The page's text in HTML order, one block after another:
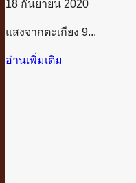
18 กันยายน 2020
แสงจากตะเกียง 9...
อ่านเพิ่มเติม